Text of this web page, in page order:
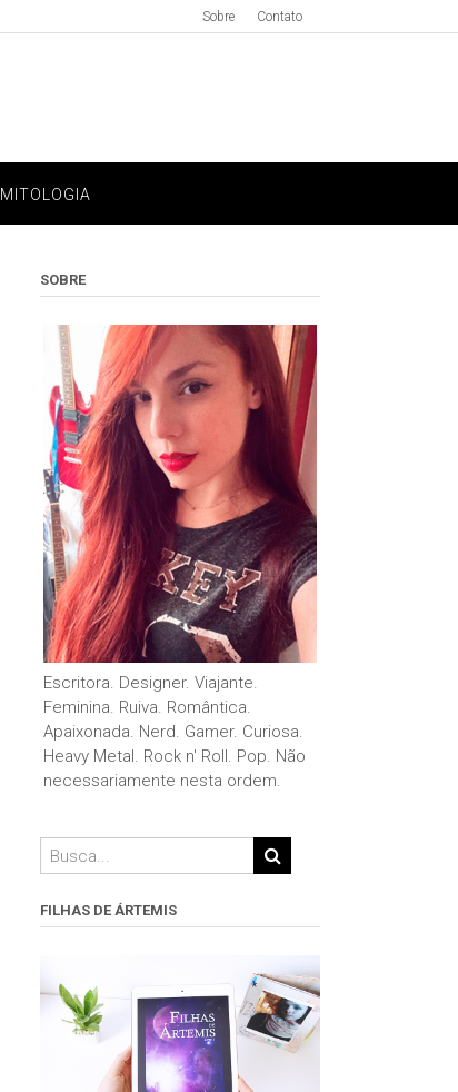
Sobre Contato
MITOLOGIA
SOBRE
Escritora. Designer. Viajante.
Feminina. Ruiva. Romântica.
Apaixonada. Nerd. Gamer. Curiosa.
Heavy Metal. Rock n' Roll. Pop. Não
necessariamente nesta ordem.
FILHAS DE ÁRTEMIS